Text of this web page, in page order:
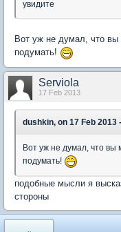
увидите
Вот уж не думал, что вы
подумать!
Serviola
17 Feb 2013
dushkin, on 17 Feb 2013
Вот уж не думал, что вы
подумать!
подобные мысли я
стороны